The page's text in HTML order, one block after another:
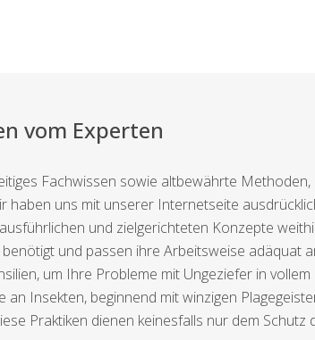
vom Experten
Fachwissen sowie altbewährte Methoden,
haben uns mit unserer Internetseite
und zielgerichteten Konzepte
und passen ihre Arbeitsweise adäquat
um Ihre Probleme mit Ungeziefer in vollem
Insekten, beginnend mit winzigen
Praktiken dienen keinesfalls nur dem Schutz